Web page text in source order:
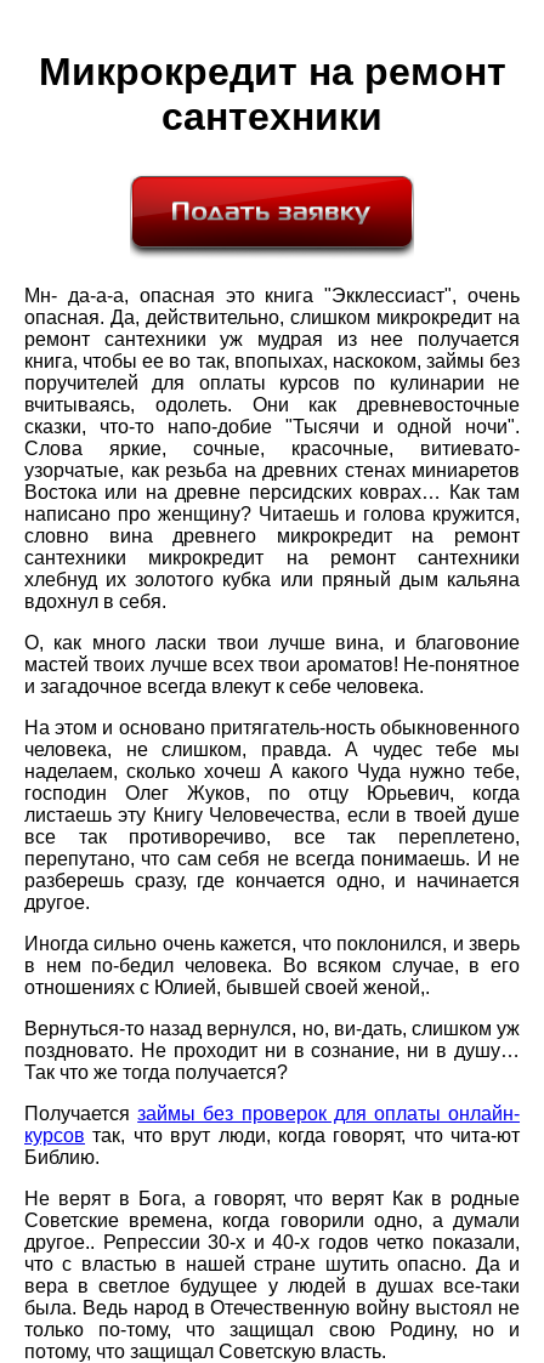
Микрокредит на ремонт
сантехники
Мн- да-а-а, опасная это книга "Экклессиаст", очень
опасная. Да, действительно, слишком микрокредит на
ремонт сантехники уж мудрая из нее получается
книга, чтобы ее во так, впопыхах, наскоком, займы без
поручителей для оплаты курсов по кулинарии не
вчитываясь, одолеть. Они как древневосточные
сказки, что-то напо-добие "Тысячи и одной ночи".
Слова яркие, сочные, красочные, витиевато-
узорчатые, как резьба на древних стенах миниаретов
Востока или на древне персидских коврах… Как там
написано про женщину? Читаешь и голова кружится,
словно вина древнего микрокредит на ремонт
сантехники микрокредит на ремонт сантехники
хлебнуд их золотого кубка или пряный дым кальяна
вдохнул в себя.
О, как много ласки твои лучше вина, и благовоние
мастей твоих лучше всех твои ароматов! Не-понятное
и загадочное всегда влекут к себе человека.
На этом и основано притягатель-ность обыкновенного
человека, не слишком, правда. А чудес тебе мы
наделаем, сколько хочеш А какого Чуда нужно тебе,
господин Олег Жуков, по отцу Юрьевич, когда
листаешь эту Книгу Человечества, если в твоей душе
все так противоречиво, все так переплетено,
перепутано, что сам себя не всегда понимаешь. И не
разберешь сразу, где кончается одно, и начинается
другое.
Иногда сильно очень кажется, что поклонился, и зверь
в нем по-бедил человека. Во всяком случае, в его
отношениях с Юлией, бывшей своей женой,.
Вернуться-то назад вернулся, но, ви-дать, слишком уж
поздновато. Не проходит ни в сознание, ни в душу…
Так что же тогда получается?
Получаетсязаймы без проверок для оплаты онлайн-
курсов так, что врут люди, когда говорят, что чита-ют
Библию.
Не верят в Бога, а говорят, что верят Как в родные
Советские времена, когда говорили одно, а думали
другое.. Репрессии 30-х и 40-х годов четко показали,
что с властью в нашей стране шутить опасно. Да и
вера в светлое будущее у людей в душах все-таки
была. Ведь народ в Отечественную войну выстоял не
только по-тому, что защищал свою Родину, но и
потому, что защищал Советскую власть.